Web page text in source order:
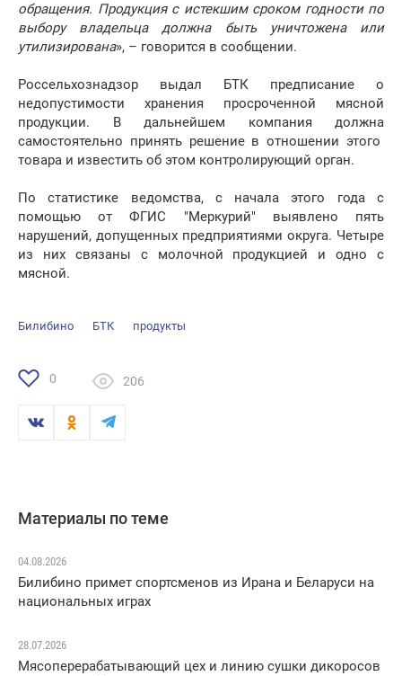
обращения. Продукция с истекшим сроком годности по
выбору владельца должна быть уничтожена или
утилизирована», – говорится в сообщении.
Россельхознадзор выдал БТК предписание о
недопустимости хранения просроченной мясной
продукции. В дальнейшем компания должна
самостоятельно принять решение в отношении этого
товара и известить об этом контролирующий орган.
По статистике ведомства, с начала этого года с
помощью от ФГИС "Меркурий" выявлено пять
нарушений, допущенных предприятиями округа. Четыре
из них связаны с молочной продукцией и одно с
мясной.
Билибино БТК продукты
0 206
Материалы по теме
04.08.2026
Билибино примет спортсменов из Ирана и Беларуси на
национальных играх
28.07.2026
Мясоперерабатывающий цех и линию сушки дикоросов